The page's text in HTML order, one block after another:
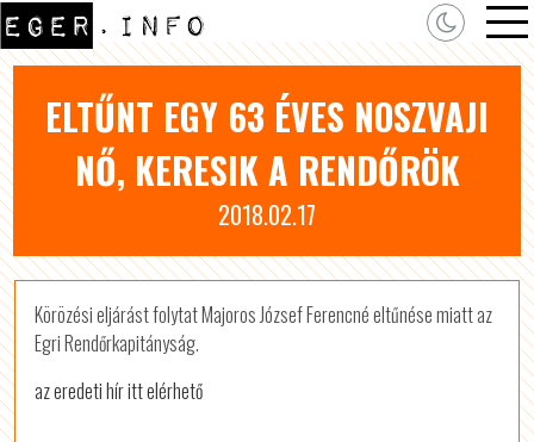
ELTŰNT EGY 63 ÉVES NOSZVAJI
NŐ, KERESIK A RENDŐRÖK
2018.02.17
Körözési eljárást folytat Majoros József Ferencné eltűnése miatt az
Egri Rendőrkapitányság.
az eredeti hír itt elérhető